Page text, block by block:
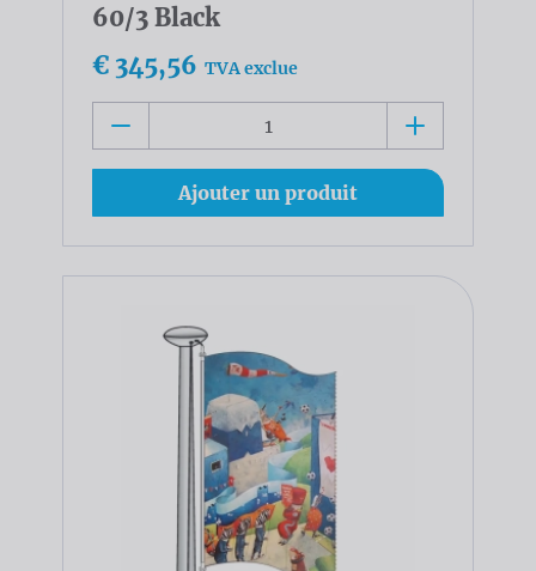
60/3 Black
€ 345,56 TVA exclue
Ajouter un produit